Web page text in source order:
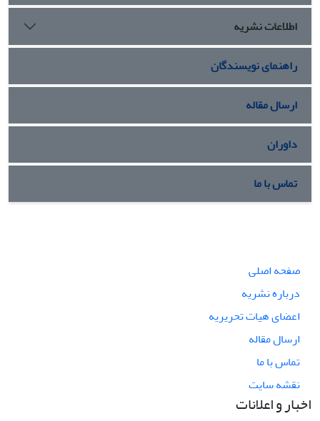
اطلاعات نشریه
راهنمای نویسندگان
ارسال مقاله
داوران
تماس با ما
صفحه اصلی
درباره نشریه
اعضای هیات تحریریه
ارسال مقاله
تماس با ما
نقشه سایت
اخبار و اعلانات